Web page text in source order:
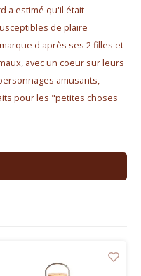
a estimé qu'il était
de plaire
d'après ses 2 filles et
avec un coeur sur leurs
amusants,
pour les "petites choses